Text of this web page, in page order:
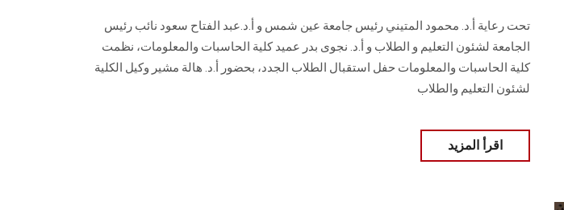
تحت رعاية أ.د. محمود المتيني رئيس جامعة عين شمس و أ.د.عبد الفتاح سعود نائب رئيس
الجامعة لشئون التعليم و الطلاب و أ.د. نجوى بدر عميد كلية الحاسبات والمعلومات، نظمت
كلية الحاسبات والمعلومات حفل استقبال الطلاب الجدد، بحضور أ.د. هالة مشير وكيل الكلية
لشئون التعليم والطلاب
اقرأ المزيد